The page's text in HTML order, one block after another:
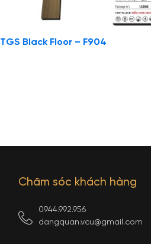
TGS Black Floor – F904
Chăm sóc khách hàng
0944.992.956
dangquan.vcu@gmail.com